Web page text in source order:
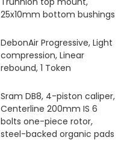
25x10mm bottom bushings
DebonAir Progressive, Light
compression, Linear
rebound, 1 Token
Sram DB8, 4-piston caliper,
Centerline 200mm IS 6
bolts one-piece rotor,
steel-backed organic pads